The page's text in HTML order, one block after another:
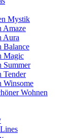
Mystik
Amaze
Aura
Balance
Magic
Summer
Tender
Winsome
Wohnen